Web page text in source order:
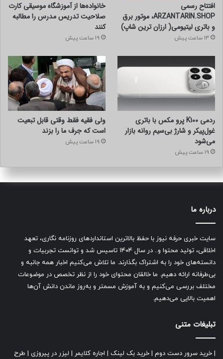
افتتاح رسمی
ARZANTARIN.SHOP، موتور برق
و باتری لیتیومی( ارزان ترین شاپ)
13 ساعت پیش
خانواده‌ها از آموزشگاه موسیقی کارت
صلاحیت تدریس مدرس را مطالبه
کنند
19 ساعت پیش
ردمی K100 پرو مکس با باتری
غول‌پیکر و شارژ بی‌سیم روانه بازار
می‌شود
19 ساعت پیش
ولی فقیه فقط وقتی قابل تبعیت
است که جرف ما را بزند
19 ساعت پیش
درباره ما
سایت خبری حرفه نیوز با حفظ بالاترین استانداردهای روزنامه نگاری، تعهد
اخلاقی، تولید محتوا و.. در سال ۱۴۰۴ تاسیس شد و توانست تجربیات و
دانسته‌های خود را به اشتراک بگذارند. ما تلاش می‌کنیم اخبار همه جانبه و
بی‌طرفانه ارائه دهیم. ما خالقان محتوای خود را از نظر تخصص در موضوعات
مختلف بررسی می‌کنیم و به آموزش مسمتر و به‌روز ماندن دانش آن‌ها
اهمیت بالایی می‌دهیم.
تبلیغات متنی
خرید سرور دست دوم خرید بک لینک اجاره کلایمر لیزر در پیروزی
طرح